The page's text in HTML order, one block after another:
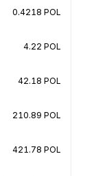
0.4218 POL
4.22 POL
42.18 POL
210.89 POL
421.78 POL